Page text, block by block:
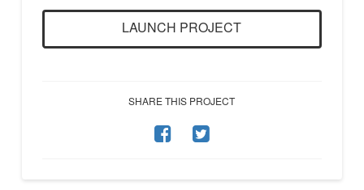
LAUNCH PROJECT
SHARE THIS PROJECT